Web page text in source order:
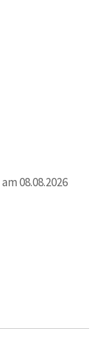
am 08.08.2026